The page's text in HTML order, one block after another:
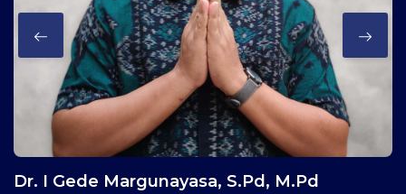
0 Kursus 0 Siswa
Dr. I Gede Margunayasa, S.Pd, M.Pd